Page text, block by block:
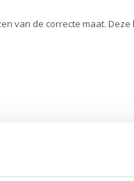
van de correcte maat. Deze
van een magnetische quick
eenvoudig gesloten en kan
Kindveilig. Hierdoor kan